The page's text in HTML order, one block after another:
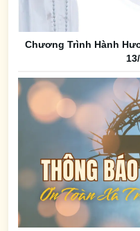
Chương Trình Hành